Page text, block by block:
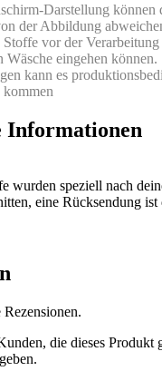
Darstellung können
der Abbildung
vor der
Wäsche eingehen können.
kann es
kommen
Informationen
wurden speziell nach
eine Rücksendung
die dieses Produkt